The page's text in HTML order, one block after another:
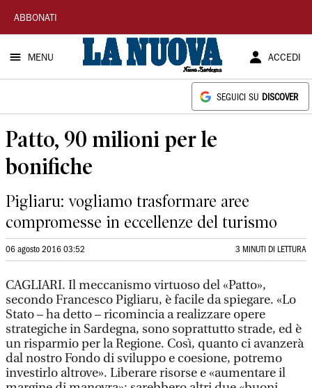
La
Nuova
Sardegna
ABBONATI
MENU ACCEDI
SEGUICI SU DISCOVER
Patto, 90 milioni per le
bonifiche
Pigliaru: vogliamo trasformare aree
compromesse in eccellenze del turismo
06 agosto 2016 03:52 3 MINUTI DI LETTURA
CAGLIARI. Il meccanismo virtuoso del «Patto»,
secondo Francesco Pigliaru, è facile da spiegare. «Lo
Stato – ha detto – ricomincia a realizzare opere
strategiche in Sardegna, sono soprattutto strade, ed è
un risparmio per la Regione. Così, quanto ci avanzerà
dal nostro Fondo di sviluppo e coesione, potremo
investirlo altrove». Liberare risorse e «aumentare il